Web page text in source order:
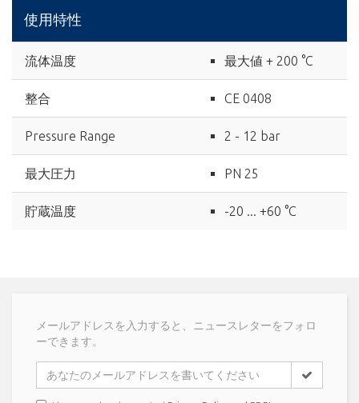
使用特性
流体温度 最大値 + 200 °C
整合 CE 0408
Pressure Range 2 - 12 bar
最大圧力 PN 25
貯蔵温度 -20 ... +60 °C
メールアドレスを入力すると、ニュースレターをフォロ
ーできます。